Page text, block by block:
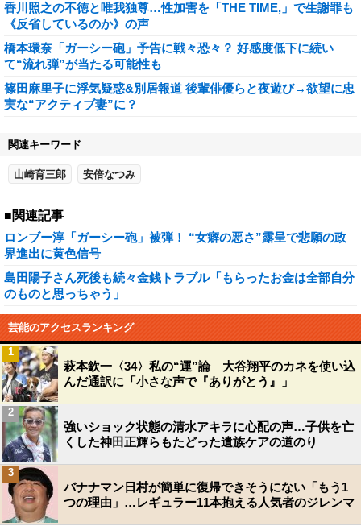
香川照之の不徳と唯我独尊…性加害を「THE TIME,」で生謝罪も
《反省しているのか》の声
橋本環奈「ガーシー砲」予告に戦々恐々？ 好感度低下に続い
て“流れ弾”が当たる可能性も
篠田麻里子に浮気疑惑&別居報道 後輩俳優らと夜遊び→欲望に忠
実な“アクティブ妻”に？
関連キーワード
山崎育三郎 安倍なつみ
■関連記事
ロンブー淳「ガーシー砲」被弾！ “女癖の悪さ”露呈で悲願の政
界進出に黄色信号
島田陽子さん死後も続々金銭トラブル「もらったお金は全部自分
のものと思っちゃう」
芸能のアクセスランキング
萩本欽一〈34〉私の“運”論 大谷翔平のカネを使い込
んだ通訳に「小さな声で『ありがとう』」
1
強いショック状態の清水アキラに心配の声…子供を亡
くした神田正輝らもたどった遺族ケアの道のり
2
バナナマン日村が簡単に復帰できそうにない「もう1
つの理由」…レギュラー11本抱える人気者のジレンマ
3